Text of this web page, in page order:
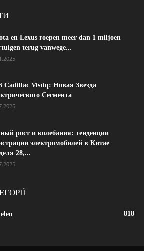
en Lexus roepen meer dan 1 miljoen
terug vanwege...
Cadillac Vistiq: Новая Звезда
Сегмента
рост и колебания: тенденции
электромобилей в Китае
28,...
818